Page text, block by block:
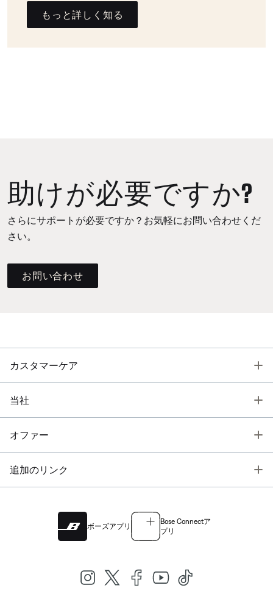
もっと詳しく知る
助けが必要ですか?
さらにサポートが必要ですか？お気軽にお問い合わせくだ
さい。
お問い合わせ
カスタマーケア
当社
オファー
追加のリンク
ボーズアプリ
Bose Connectア
プリ